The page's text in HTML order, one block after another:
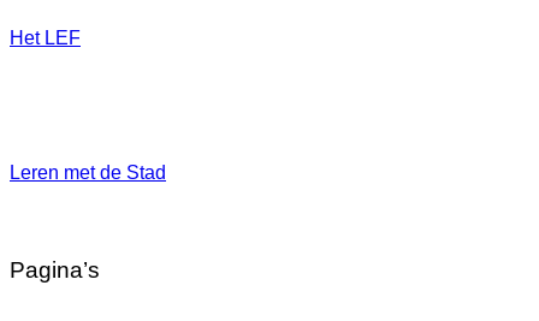
Het LEF
Leren met de Stad
Pagina’s